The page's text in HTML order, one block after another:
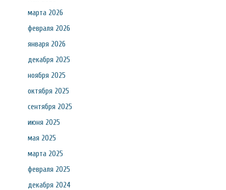
марта 2026
февраля 2026
января 2026
декабря 2025
ноября 2025
октября 2025
сентября 2025
июня 2025
мая 2025
марта 2025
февраля 2025
декабря 2024